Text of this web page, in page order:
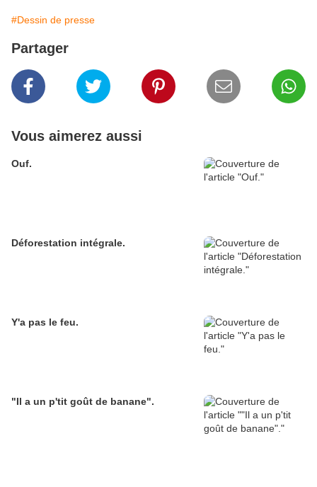
#Dessin de presse
Partager
Vous aimerez aussi
Ouf.
Déforestation intégrale.
Y'a pas le feu.
"Il a un p'tit goût de banane".